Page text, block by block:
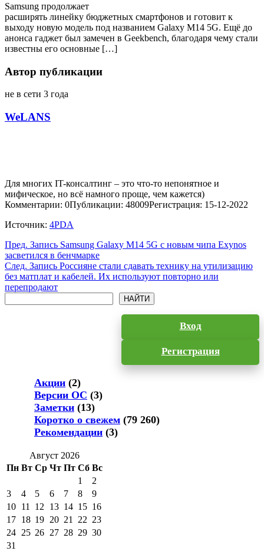
Samsung продолжает
расширять линейку бюджетных смартфонов и готовит к
выходу новую модель под названием Galaxy M14 5G. Ещё до
анонса гаджет был замечен в Geekbench, благодаря чему стали
известны его основные […]
Автор публикации
не в сети 3 года
WeLANS
Для многих IT-консалтинг – это что-то непонятное и
мифическое, но всё намного проще, чем кажется)
Комментарии: 0Публикации: 48009Регистрация: 15-12-2022
Источник: 4PDA
Пред. Запись Samsung Galaxy M14 5G с новым чипа Exynos
засветился в бенчмарке
След. Запись Россияне стали сдавать технику на утилизацию
без матплат и кабелей. Их используют повторно или
перепродают
НАЙТИ
Вход
Регистрация
Акции (2)
Версии ОС (3)
Заметки (13)
Коротко о свежем (79 260)
Рекомендации (3)
Август 2026
Пн Вт Ср Чт Пт Сб Вс
1
2
3
4 5 6 7 8
9
10 11 12 13 14 15 16
17 18 19 20 21 22 23
24 25 26 27 28 29 30
31